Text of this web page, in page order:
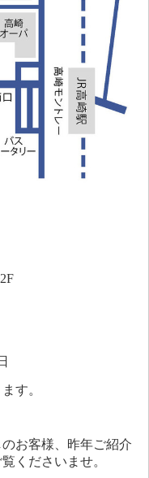
す。
お客様、昨年ご紹介
くださいませ。